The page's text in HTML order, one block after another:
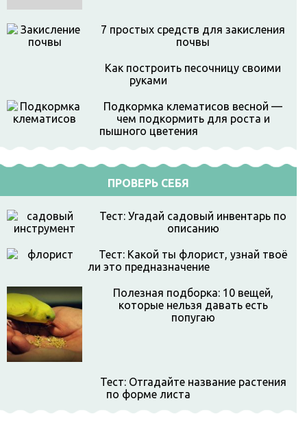
7 простых средств для закисления
почвы
Как построить песочницу своими
руками
Подкормка клематисов весной —
чем подкормить для роста и
пышного цветения
ПРОВЕРЬ СЕБЯ
Тест: Угадай садовый инвентарь по
описанию
Тест: Какой ты флорист, узнай твоё
ли это предназначение
Полезная подборка: 10 вещей,
которые нельзя давать есть
попугаю
Тест: Отгадайте название растения
по форме листа